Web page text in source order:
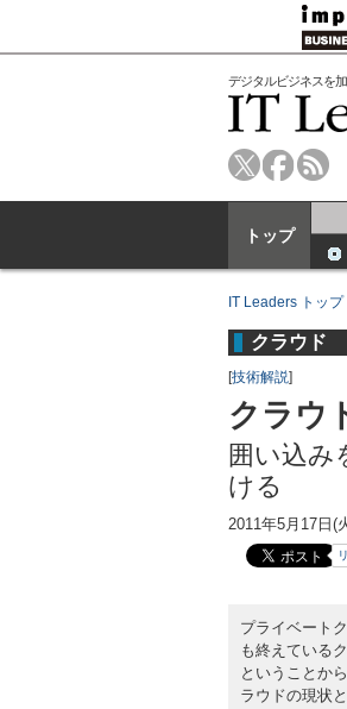
デジタルビジネスを
トップ
IT Leaders トップ
クラウド
[技術解説]
クラウ
囲い込み
ける
2011年5月17日(
プライベート
も終えている
ということか
ラウドの現状